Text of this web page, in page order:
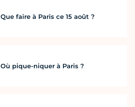
Que faire à Paris ce 15 août ?
Où pique-niquer à Paris ?